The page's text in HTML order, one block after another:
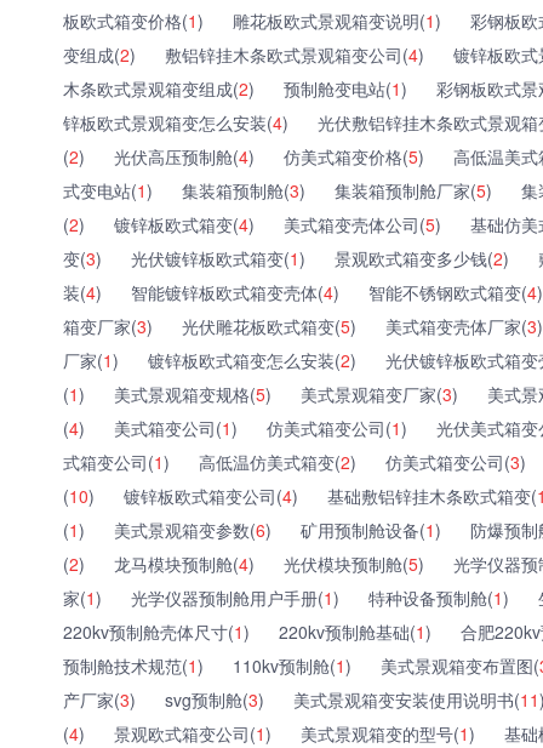
板欧式箱变价格(1) 雕花板欧式景观箱变说明(1)
彩钢板
变组成(2) 敷铝锌挂木条欧式景观箱变公司(4)
镀锌板欧
木条欧式景观箱变组成(2) 预制舱变电站(1)
彩钢板欧式
锌板欧式景观箱变怎么安装(4)
光伏敷铝锌挂木条欧式景观箱
(2) 光伏高压预制舱(4) 仿美式箱变价格(5)
高低温美
式变电站(1) 集装箱预制舱(3) 集装箱预制舱厂家(5)
集
(2) 镀锌板欧式箱变(4) 美式箱变壳体公司(5)
基础仿
变(3) 光伏镀锌板欧式箱变(1) 景观欧式箱变多少钱(2)
装(4) 智能镀锌板欧式箱变壳体(4) 智能不锈钢欧式箱变(4)
箱变厂家(3) 光伏雕花板欧式箱变(5) 美式箱变壳体厂家(3)
厂家(1) 镀锌板欧式箱变怎么安装(2)
光伏镀锌板欧式箱
(1) 美式景观箱变规格(5) 美式景观箱变厂家(3)
美式
(4) 美式箱变公司(1) 仿美式箱变公司(1)
光伏美式箱
式箱变公司(1) 高低温仿美式箱变(2) 仿美式箱变公司(3)
(10) 镀锌板欧式箱变公司(4) 基础敷铝锌挂木条欧式箱变(
(1) 美式景观箱变参数(6) 矿用预制舱设备(1)
防爆预制
(2) 龙马模块预制舱(4) 光伏模块预制舱(5)
光学仪器
家(1) 光学仪器预制舱用户手册(1) 特种设备预制舱(1)
220kv预制舱壳体尺寸(1) 220kv预制舱基础(1)
合肥
预制舱技术规范(1) 110kv预制舱(1) 美式景观箱变布置图(
产厂家(3) svg预制舱(3) 美式景观箱变安装使用说明书(11
(4) 景观欧式箱变公司(1) 美式景观箱变的型号(1)
基础